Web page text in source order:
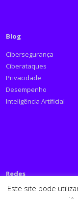
Blog
Cibersegurança
Ciberataques
Privacidade
Desempenho
Inteligência Artificial
Redes
Siga a PSafe:
Este site pode